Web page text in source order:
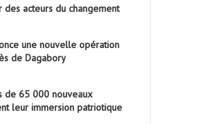
acteurs du changement
une nouvelle opération
de Dagabory
de 65 000 nouveaux
leur immersion patriotique